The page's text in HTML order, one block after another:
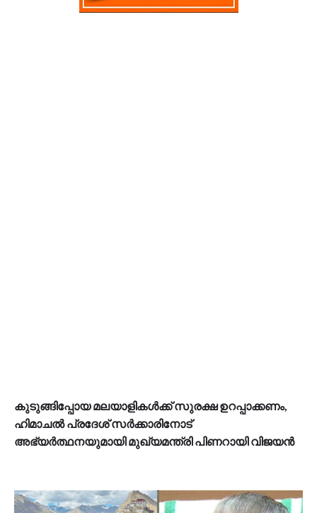
കുടുങ്ങിപ്പോയ മലയാളികൾക്ക് സുരക്ഷ ഉറപ്പാക്കണം,
ഹിമാചൽ പ്രദേശ് സർക്കാരിനോട്
അഭ്യർത്ഥനയുമായി മുഖ്യമന്ത്രി പിണറായി വിജയൻ